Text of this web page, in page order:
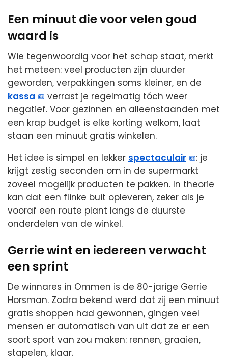
Een minuut die voor velen goud
waard is
Wie tegenwoordig voor het schap staat, merkt
het meteen: veel producten zijn duurder
geworden, verpakkingen soms kleiner, en de
kassa
verrast je regelmatig tóch weer
negatief. Voor gezinnen en alleenstaanden met
een krap budget is elke korting welkom, laat
staan een minuut gratis winkelen.
Het idee is simpel en lekker spectaculair
: je
krijgt zestig seconden om in de supermarkt
zoveel mogelijk producten te pakken. In theorie
kan dat een flinke buit opleveren, zeker als je
vooraf een route plant langs de duurste
onderdelen van de winkel.
Gerrie wint en iedereen verwacht
een sprint
De winnares in Ommen is de 80-jarige Gerrie
Horsman. Zodra bekend werd dat zij een minuut
gratis shoppen had gewonnen, gingen veel
mensen er automatisch van uit dat ze er een
soort sport van zou maken: rennen, graaien,
stapelen, klaar.